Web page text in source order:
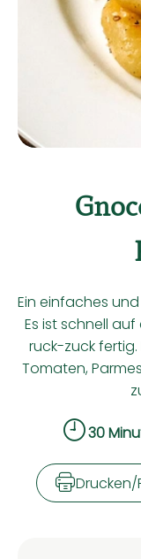
Kühltheke
Backwaren
Vorratskammer
Haushalt & Co
Solidarbeitrag
Ein einfaches
Es ist schnell
ruck-zuck
Tomaten,
30
Drucken​/​